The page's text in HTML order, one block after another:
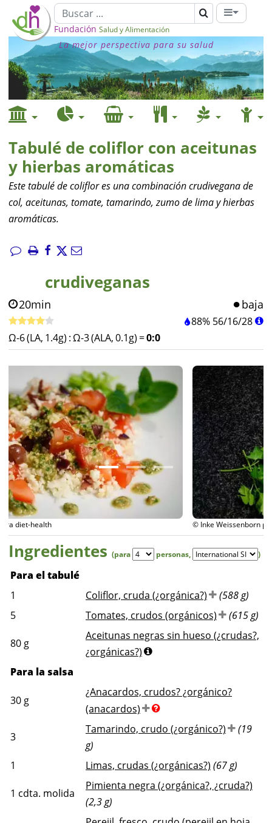
Fundación Salud y Alimentación
La mejor perspectiva para su salud
Tabulé de coliflor con aceitunas
y hierbas aromáticas
Este tabulé de coliflor es una combinación crudivegana de
col, aceitunas, tomate, tamarindo, zumo de lima y hierbas
aromáticas.
crudiveganas
20min baja
88% 56/16/28
Ω-6 (LA, 1.4g) :Ω-3 (ALA, 0.1g) =0:0
© Inke Weissenborn para diet-health
Ingredientes (para personas, )
Para el tabulé
1
Coliflor, cruda (¿orgánica?)
(588 g)
5
Tomates, crudos (orgánicos) (615 g)
80 g
Aceitunas negras sin hueso (¿crudas?,
¿orgánicas?)
Para la salsa
30 g
¿Anacardos, crudos? ¿orgánico?
(anacardos)
3
Tamarindo, crudo (¿orgánico?)
(19
g)
1
Limas, crudas (¿orgánicas?) (67 g)
1 cdta. molida
Pimienta negra (¿orgánica?, ¿cruda?)
(2,3 g)